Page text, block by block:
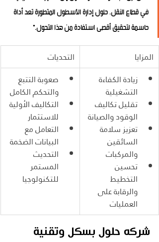
في قطاع النقل. حلول إدارة الأسطول المتطورة تعد أداة
حاسمة لتحقيق أقصى استفادة من هذا التحول."
المزايا
التحديات
زيادة الكفاءة
التشغيلية
تقليل تكاليف
الوقود والصيانة
تعزيز سلامة
السائقين
والمركبات
تحسين
التخطيط
والرقابة على
العمليات
صعوبة التتبع
والتحكم الكامل
التكاليف الأولية
للاستثمار
التعامل مع
البيانات الضخمة
التحديث
المستمر
للتكنولوجيا
شركه حلول بسكل وتقنية